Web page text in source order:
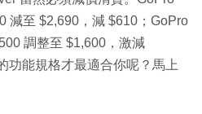
減至 $2,690，減 $610；GoPro
調整至 $1,600，激減
功能規格才最適合你呢？馬上